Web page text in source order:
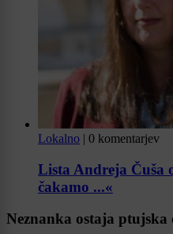
Lokalno | 0 komentarjev
Lista Andreja Čuša
čakamo ...«
Neznanka ostaja ptujska